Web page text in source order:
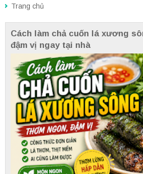
Trang chủ
Cách làm chả cuốn lá xương
đậm vị ngay tại nhà